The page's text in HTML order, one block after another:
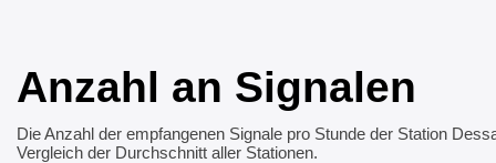
Anzahl an Signalen
Die Anzahl der empfangenen Signale pro Stunde der Station
Vergleich der Durchschnitt aller Stationen.